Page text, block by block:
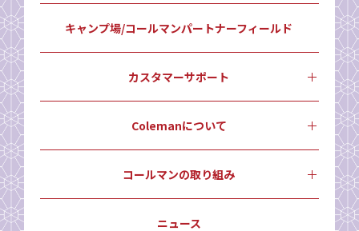
キャンプ場/コールマンパートナーフィールド
カスタマーサポート
Colemanについて
コールマンの取り組み
ニュース